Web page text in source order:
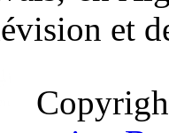
et